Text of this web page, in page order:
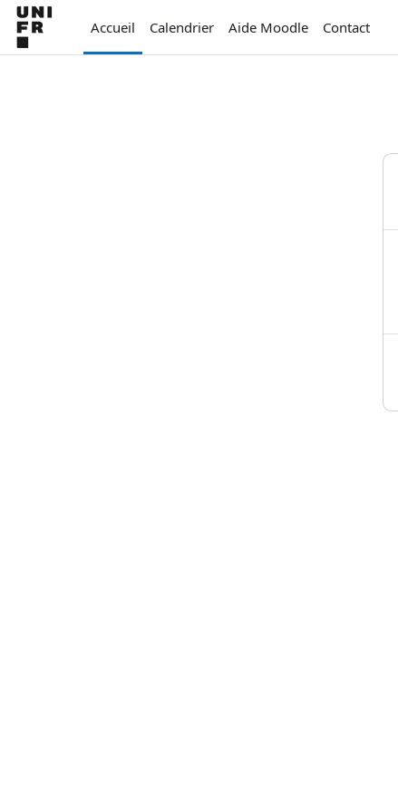
Passer au contenu principal
Accueil
Calendrier Aide Moodle Contact